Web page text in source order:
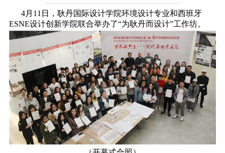
4月11日，耿丹国际设计学院环境设计专业和西班牙
ESNE设计创新学院联合举办了“为耿丹而设计”工作坊。